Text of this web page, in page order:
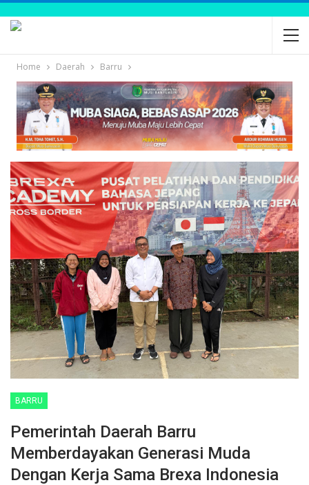
Home Daerah Barru
BARRU
Pemerintah Daerah Barru
Memberdayakan Generasi Muda
Dengan Kerja Sama Brexa Indonesia